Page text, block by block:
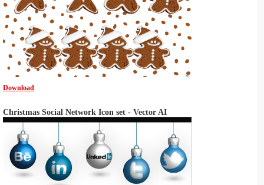
Download
Christmas Social Network Icon set - Vector AI